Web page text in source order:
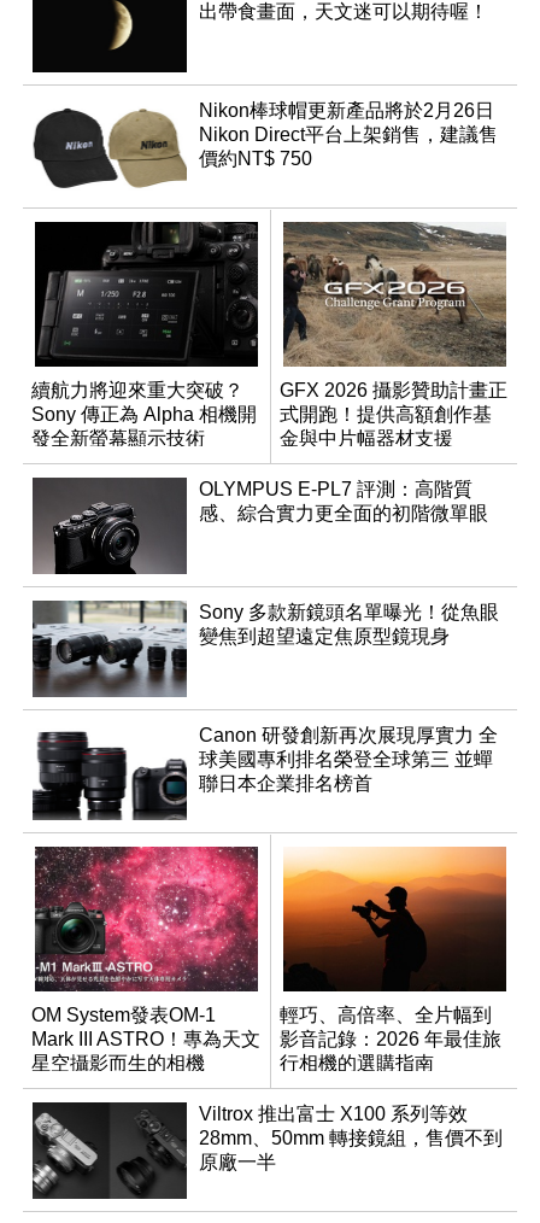
出帶食畫面，天文迷可以期待喔！
Nikon棒球帽更新產品將於2月26日
Nikon Direct平台上架銷售，建議售
價約NT$ 750
續航力將迎來重大突破？
Sony 傳正為 Alpha 相機開
發全新螢幕顯示技術
GFX 2026 攝影贊助計畫正
式開跑！提供高額創作基
金與中片幅器材支援
OLYMPUS E-PL7 評測：高階質
感、綜合實力更全面的初階微單眼
Sony 多款新鏡頭名單曝光！從魚眼
變焦到超望遠定焦原型鏡現身
Canon 研發創新再次展現厚實力 全
球美國專利排名榮登全球第三 並蟬
聯日本企業排名榜首
OM System發表OM-1
Mark III ASTRO！專為天文
星空攝影而生的相機
輕巧、高倍率、全片幅到
影音記錄：2026 年最佳旅
行相機的選購指南
Viltrox 推出富士 X100 系列等效
28mm、50mm 轉接鏡組，售價不到
原廠一半